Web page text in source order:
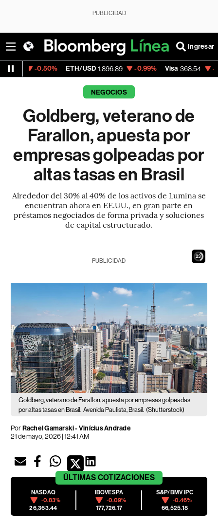
PUBLICIDAD
Ingresar
ETH/USD 1,896.89 -0.99% Visa 368.54 -0.28%
NEGOCIOS
Goldberg, veterano de
Farallon, apuesta por
empresas golpeadas por
altas tasas en Brasil
Alrededor del 30% al 40% de los activos de Lumina se
encuentran ahora en EE.UU., en gran parte en
préstamos negociados de forma privada y soluciones
de capital estructurado.
21
PUBLICIDAD
Goldberg, veterano de Farallon, apuesta por empresas golpeadas
por altas tasas en Brasil. Avenida Paulista, Brasil. (Shutterstock)
PorRachel Gamarski - Vinícius Andrade
21 de mayo, 2026 | 12:41 AM
ÚLTIMAS COTIZACIONES
NASDAQ
-0.83%
26,363.44
IBOVESPA
-0.09%
177,726.17
S&P/BMV IPC
-0.46%
66,525.18